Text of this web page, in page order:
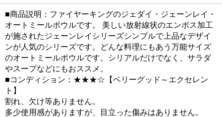
■商品説明：ファイヤーキングのジェダイ・ジェーンレイ・
オートミールボウルです。 美しい放射線状のエンボス加工
が施されたジェーンレイシリーズシンプルで上品なデザイ
ンが人気のシリーズです。どんな料理にもあう万能サイズ
のオートミールボウルです。シリアルだけでなく、サラダ
やスープなどにもおススメ。
■コンディション：★★★☆【ベリーグッド～エクセレン
ト】
割れ、欠け等ありません。
多少使用感がありますが、目立った傷みはありません。